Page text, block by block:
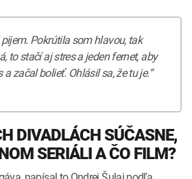
Pokrútila som hlavou, tak
to stačí aj stres a jeden fernet, aby
začal bolieť. Ohlásil sa, že tu je.“
DIVADLÁCH SÚČASNE,
SERIÁLI A ČO FILM?